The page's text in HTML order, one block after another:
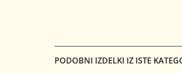
PODOBNI IZDELKI IZ ISTE